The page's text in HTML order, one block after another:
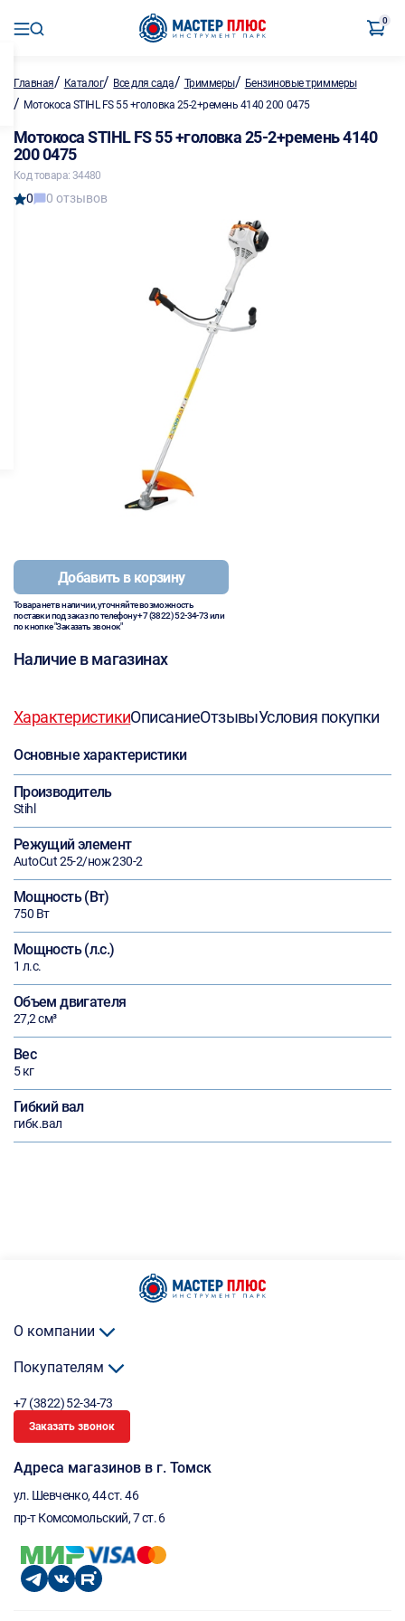
0
Главная/ Каталог/ Все для сада/ Триммеры/ Бензиновые триммеры
/ Мотокоса STIHL FS 55 +головка 25-2+ремень 4140 200 0475
Мотокоса STIHL FS 55 +головка 25-2+ремень 4140
200 0475
Код товара: 34480
0 0 отзывов
Добавить в корзину
Товара нет в наличии, уточняйте возможность
поставки под заказ по телефону+7 (3822) 52-34-73или
по кнопке "Заказать звонок"
Наличие в магазинах
ХарактеристикиОписаниеОтзывыУсловия покупки
Основные характеристики
Производитель
Stihl
Режущий элемент
AutoCut 25-2/нож 230-2
Мощность (Вт)
750 Вт
Мощность (л.с.)
1 л.с.
Объем двигателя
27,2 см³
Вес
5 кг
Гибкий вал
гибк.вал
О компании
Покупателям
+7 (3822) 52-34-73
Заказать звонок
Адреса магазинов в г. Томск
ул. Шевченко, 44 ст. 46
пр-т Комсомольский, 7 ст. 6